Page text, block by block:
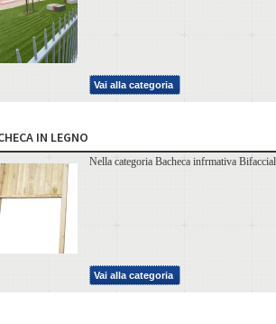
Vai alla categoria
IN LEGNO
Nella categoria Bacheca infrmativa
Vai alla categoria